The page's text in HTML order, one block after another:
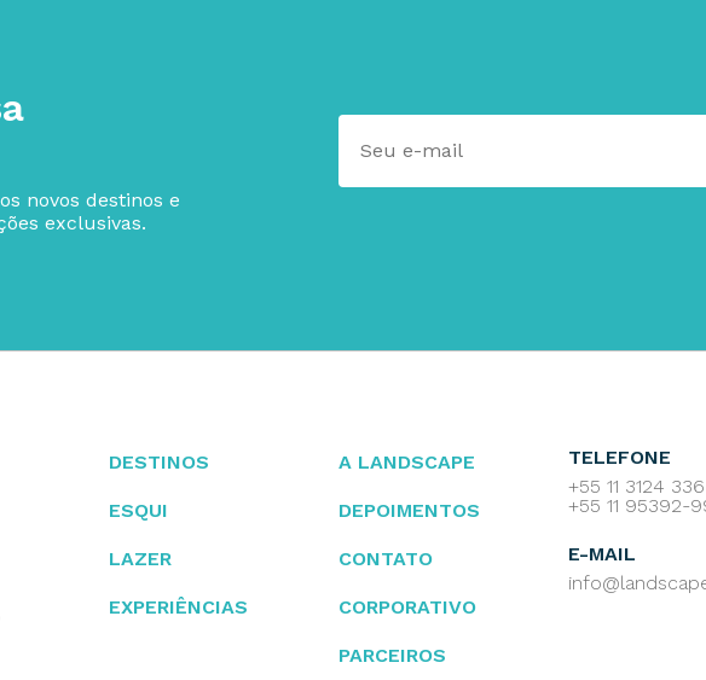
novos destinos e
exclusivas.
DESTINOS
ESQUI
LAZER
EXPERIÊNCIAS
A LANDSCAPE
DEPOIMENTOS
CONTATO
CORPORATIVO
PARCEIROS
TELEFONE
+55 11 3124
+55 11 95392-
E-MAIL